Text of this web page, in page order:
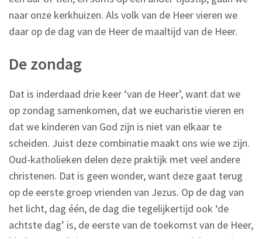
naar onze kerkhuizen. Als volk van de Heer vieren we
daar op de dag van de Heer de maaltijd van de Heer.
De zondag
Dat is inderdaad drie keer ‘van de Heer’, want dat we
op zondag samenkomen, dat we eucharistie vieren en
dat we kinderen van God zijn is niet van elkaar te
scheiden. Juist deze combinatie maakt ons wie we zijn.
Oud-katholieken delen deze praktijk met veel andere
christenen. Dat is geen wonder, want deze gaat terug
op de eerste groep vrienden van Jezus. Op de dag van
het licht, dag één, de dag die tegelijkertijd ook ‘de
achtste dag’ is, de eerste van de toekomst van de Heer,